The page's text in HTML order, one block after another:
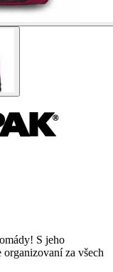
S jeho
za všech